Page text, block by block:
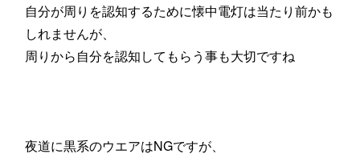
自分が周りを認知するために懐中電灯は当たり前かも
しれませんが、
周りから自分を認知してもらう事も大切ですね
夜道に黒系のウエアはNGですが、